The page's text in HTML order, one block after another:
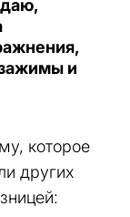
и
которое
других